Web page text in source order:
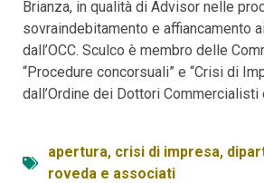
Brianza, in qualità di Advisor nelle
sovraindebitamento e affiancamento
dall’OCC. Sculco è membro delle
“Procedure concorsuali” e “Crisi di
dall’Ordine dei Dottori Commercialisti
apertura, crisi di impresa,
roveda e associati